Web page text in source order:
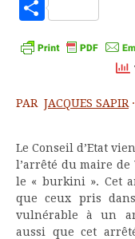
PAR JACQUES SAPIR ·
Le Conseil d’Etat
l’arrêté du maire
le « burkini ». Cet
que ceux pris
vulnérable à un
aussi que cet